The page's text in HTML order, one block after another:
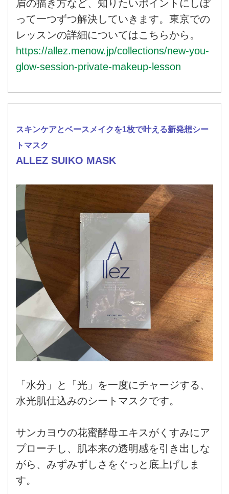
眉の描き方など、知りたいポイントにしぼ
って一つずつ解決していきます。東京での
レッスンの詳細についてはこちらから。
https://allez.menow.jp/collections/new-you-
glow-session-private-makeup-lesson
スキンケアとベースメイクを1枚で叶える新発想シー
トマスク
ALLEZ SUIKO MASK
「水分」と「光」を一度にチャージする、
水光肌仕込みのシートマスクです。
サンカヨウの花蜜酵母エキスがくすみにア
プローチし、肌本来の透明感を引き出しな
がら、みずみずしさをぐっと底上げしま
す。